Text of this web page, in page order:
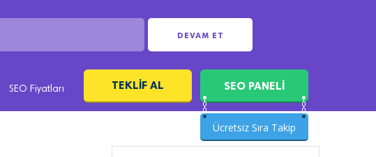
DEVAM ET
SEO Fiyatları TEKLIF AL SEO PANELİ
Ücretsiz Sıra Takip